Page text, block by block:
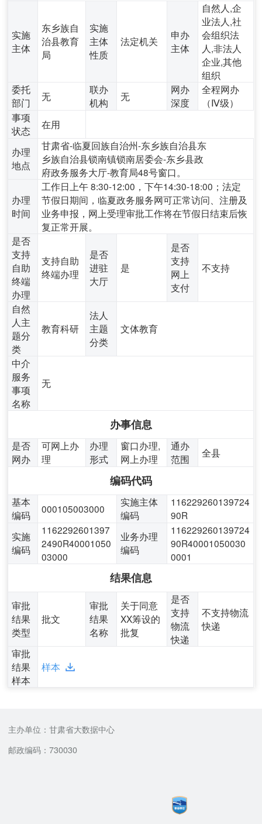
实施
主体
东乡族自
治县教育
局
实施
主体
性质
法定机关
申办
主体
自然人,企
业法人,社
会组织法
人,非法人
企业,其他
组织
委托
部门
无
联办
机构
无
网办
深度
全程网办
（Ⅳ级）
事项
状态
在用
办理
地点
甘肃省-临夏回族自治州-东乡族自治县东
乡族自治县锁南镇锁南居委会-东乡县政
府政务服务大厅-教育局48号窗口。
办理
时间
工作日上午 8:30-12:00，下午14:30-18:00；法定
节假日期间，临夏政务服务网可正常访问、注册及
业务申报，网上受理审批工作将在节假日结束后恢
复正常开展。
是否
支持
自助
终端
办理
支持自助
终端办理
是否
进驻
大厅
是
是否
支持
网上
支付
不支持
自然
人主
题分
类
教育科研
法人
主题
分类
文体教育
中介
服务
事项
名称
无
办事信息
是否
网办
可网上办
理
办理
形式
窗口办理,
网上办理
通办
范围
全县
编码代码
基本
编码
000105003000
实施主体
编码
116229260139724
90R
实施
编码
1162292601397
2490R40001050
03000
业务办理
编码
116229260139724
90R40001050030
0001
结果信息
审批
结果
类型
批文
审批
结果
名称
关于同意
XX筹设的
批复
是否
支持
物流
快递
不支持物流
快递
审批
结果
样本
样本
主办单位：甘肃省大数据中心
邮政编码：730030